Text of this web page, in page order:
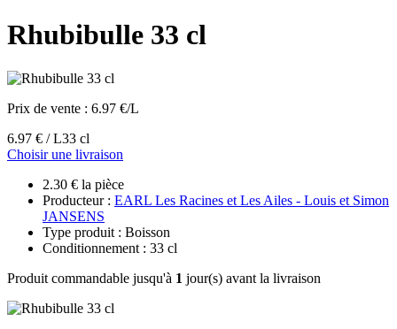
Rhubibulle 33 cl
Prix de vente : 6.97 €/L
6.97 € / L33 cl
Choisir une livraison
2.30 € la pièce
Producteur : EARL Les Racines et Les Ailes - Louis et Simon
JANSENS
Type produit : Boisson
Conditionnement : 33 cl
Produit commandable jusqu'à 1 jour(s) avant la livraison